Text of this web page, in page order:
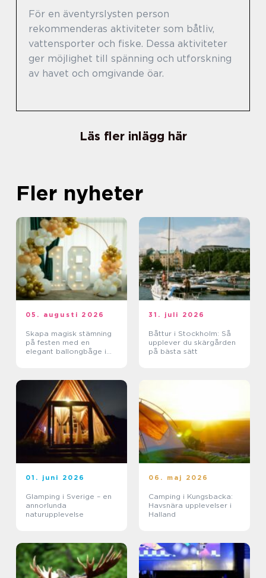
För en äventyrslysten person
rekommenderas aktiviteter som båtliv,
vattensporter och fiske. Dessa aktiviteter
ger möjlighet till spänning och utforskning
av havet och omgivande öar.
Läs fler inlägg här
Fler nyheter
05. augusti 2026
Skapa magisk stämning
på festen med en
elegant ballongbåge i
31. juli 2026
Båttur i Stockholm: Så
upplever du skärgården
på bästa sätt
01. juni 2026
Glamping i Sverige – en
annorlunda
naturupplevelse
06. maj 2026
Camping i Kungsbacka:
Havsnära upplevelser i
Halland